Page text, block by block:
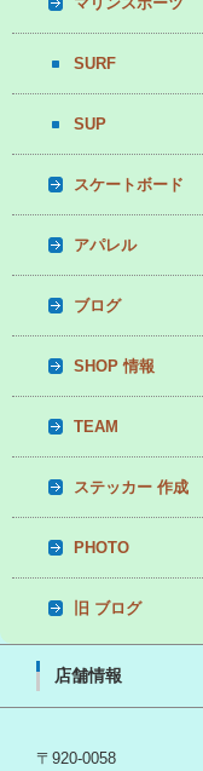
SURF
SUP
スケートボード
アパレル
ブログ
SHOP 情報
TEAM
ステッカー 作成
PHOTO
旧 ブログ
店舗情報
〒920-0058